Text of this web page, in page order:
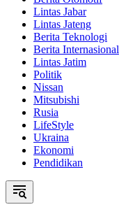
Lintas Jabar
Lintas Jateng
Berita Teknologi
Berita Internasional
Lintas Jatim
Politik
Nissan
Mitsubishi
Rusia
LifeStyle
Ukraina
Ekonomi
Pendidikan